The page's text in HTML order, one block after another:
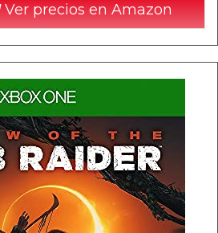
Ver precios en Amazon